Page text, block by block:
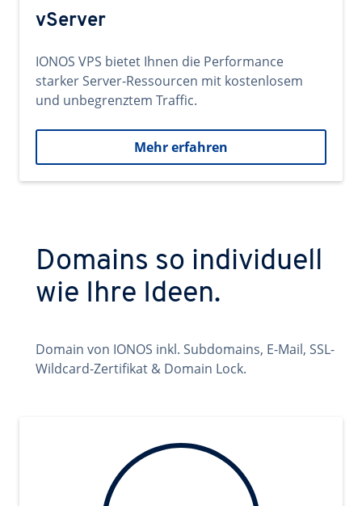
vServer
IONOS VPS bietet Ihnen die Performance
starker Server-Ressourcen mit kostenlosem
und unbegrenztem Traffic.
Mehr erfahren
Domains so individuell
wie Ihre Ideen.
Domain von IONOS inkl. Subdomains, E-Mail, SSL-
Wildcard-Zertifikat & Domain Lock.